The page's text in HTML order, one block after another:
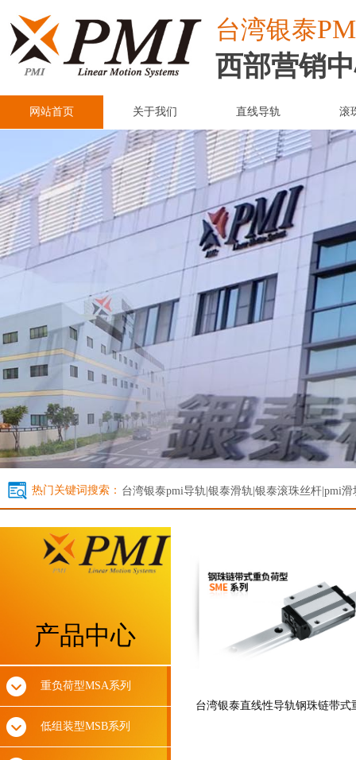
热门关键词搜索： 台湾银泰pmi导轨|银泰滑轨|银泰滚珠丝杆|pmi
台湾银泰直线性导轨钢珠链带式
产品中心
重负荷型MSA系列
低组装型MSB系列
台湾银泰
西部营销
网站首页 关于我们 直线导轨 滚